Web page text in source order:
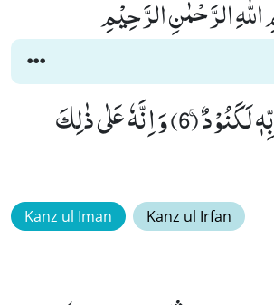
الرَّحْمٰنِ الرَّحِیْمِ
اِنَّ الْاِنْسَانَ لِرَبِّهٖ لَكَنُوْدٌۚ (6) وَ اِنَّهٗ عَلٰى ذٰلِكَ
Kanz ul Iman Kanz ul Irfan